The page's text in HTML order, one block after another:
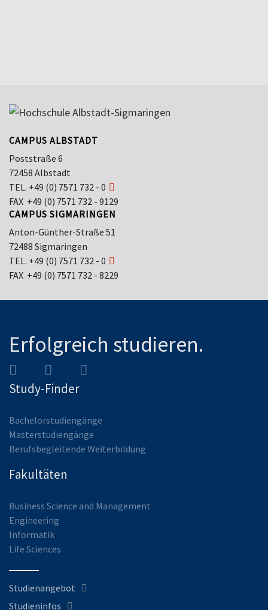
CAMPUS ALBSTADT
Poststraße 6
72458 Albstadt
TEL. +49 (0) 7571 732 - 0
FAX +49 (0) 7571 732 - 9129
CAMPUS SIGMARINGEN
Anton-Günther-Straße 51
72488 Sigmaringen
TEL. +49 (0) 7571 732 - 0
FAX +49 (0) 7571 732 - 8229
Erfolgreich studieren.
Study-Finder
Bachelorstudiengänge
Masterstudiengänge
Berufsbegleitende Weiterbildung
Fakultäten
Business Science and Management
Engineering
Informatik
Life Sciences
Studienangebot
Studieninfos